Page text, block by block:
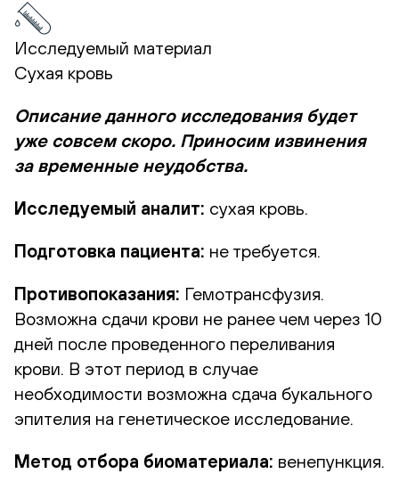
Исследуемый материал
Сухая кровь
Описание данного исследования будет
уже совсем скоро. Приносим извинения
за временные неудобства.
Исследуемый аналит: сухая кровь.
Подготовка пациента: не требуется.
Противопоказания: Гемотрансфузия.
Возможна сдачи крови не ранее чем через 10
дней после проведенного переливания
крови. В этот период в случае
необходимости возможна сдача букального
эпителия на генетическое исследование.
Метод отбора биоматериала: венепункция.